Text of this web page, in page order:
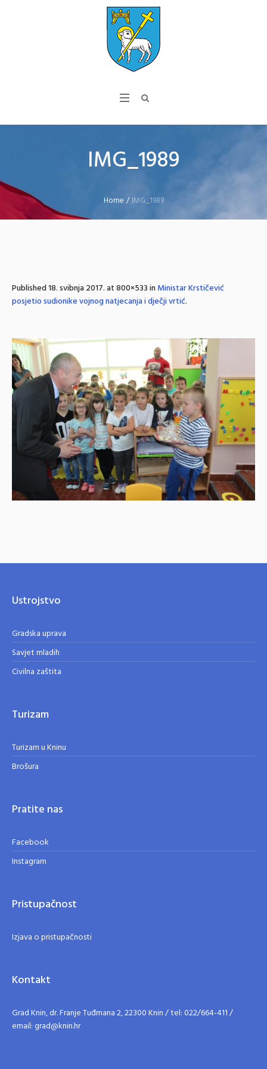
IMG_1989
Home /IMG_1989
Published18. svibnja 2017.at 800×533 inMinistar Krstičević
posjetio sudionike vojnog natjecanja i dječji vrtić.
Ustrojstvo
Gradska uprava
Savjet mladih
Civilna zaštita
Turizam
Turizam u Kninu
Brošura
Pratite nas
Facebook
Instagram
Pristupačnost
Izjava o pristupačnosti
Kontakt
Grad Knin, dr. Franje Tuđmana 2, 22300 Knin / tel: 022/664-411 /
email: grad@knin.hr